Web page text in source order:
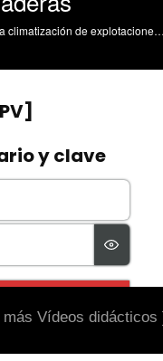
Calvet Sanz, S. (2011). Fundamentos para la climatización de
más Vídeos didácticos